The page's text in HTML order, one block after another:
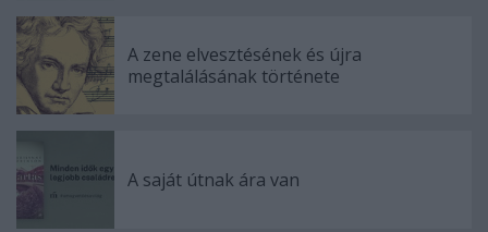
A zene elvesztésének és újra
megtalálásának története
A saját útnak ára van